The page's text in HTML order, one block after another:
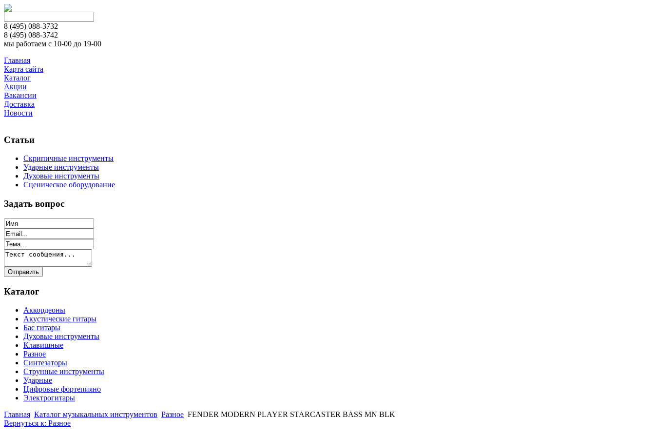
8 (495) 088-3732
8 (495) 088-3742
мы работаем с 10-00 до 19-00
Главная
Карта сайта
Каталог
Акции
Вакансии
Доставка
Новости
Статьи
Скрипичные инструменты
Ударные инструменты
Духовые инструменты
Сценическое оборудование
Задать вопрос
Каталог
Аккордеоны
Акустические гитары
Бас гитары
Духовые инструменты
Клавишные
Разное
Синтезаторы
Струнные инструменты
Ударные
Цифровые фортепияно
Электрогитары
Главная Каталог музыкальных инструментов Разное FENDER MODERN PLAYER STARCASTER BASS MN BLK
Вернуться к: Разное